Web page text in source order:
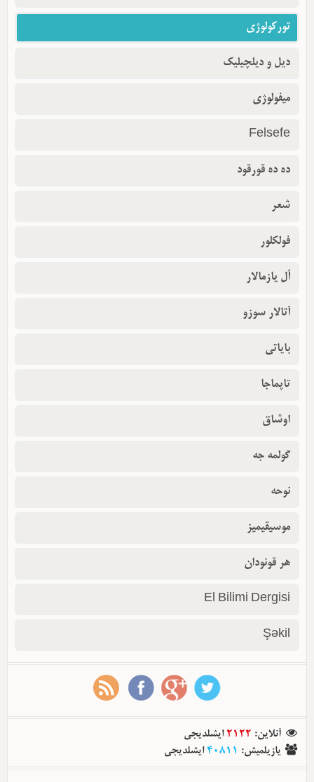
تورکولوژی
دیل و دیلچیلیک
میفولوژی
Felsefe
ده ده قورقود
شعر
فولکلور
أل یازمالار
آتالار سوزو
بایاتی
تاپماجا
اوشاق
گولمه جه
نوحه
موسیقیمیز
هر قونودان
El Bilimi Dergisi
Şəkil
آنلاین:
2122 ایشلدیجی
یازیلمیش:
40811ایشلدیجی